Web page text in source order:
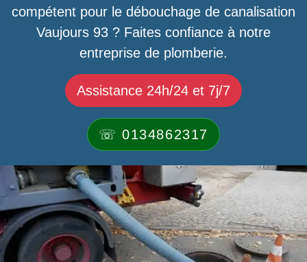
compétent pour le débouchage de canalisation
Vaujours 93 ? Faites confiance à notre
entreprise de plomberie.
Assistance 24h/24 et 7j/7
☏ 0134862317